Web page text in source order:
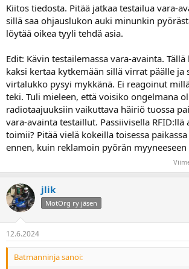
Kiitos tiedosta. Pitää jatkaa testailua vara-
sillä saa ohjauslukon auki minunkin
löytää oikea tyyli tehdä asia.
Edit: Kävin testailemassa vara-avainta.
kaksi kertaa kytkemään sillä virrat päälle ja
virtalukko pysyi mykkänä. Ei reagoinut
teki. Tuli mieleen, että voisiko ongelmana
radiotaajuuksiin vaikuttava häiriö tuossa
vara-avainta testaillut. Passiivisella RFID:llä
toimii? Pitää vielä kokeilla toisessa
ennen, kuin reklamoin pyörän myyneeseen
jlik
MotOrg ry jäsen
12.6.2024
Batmanninja sanoi: